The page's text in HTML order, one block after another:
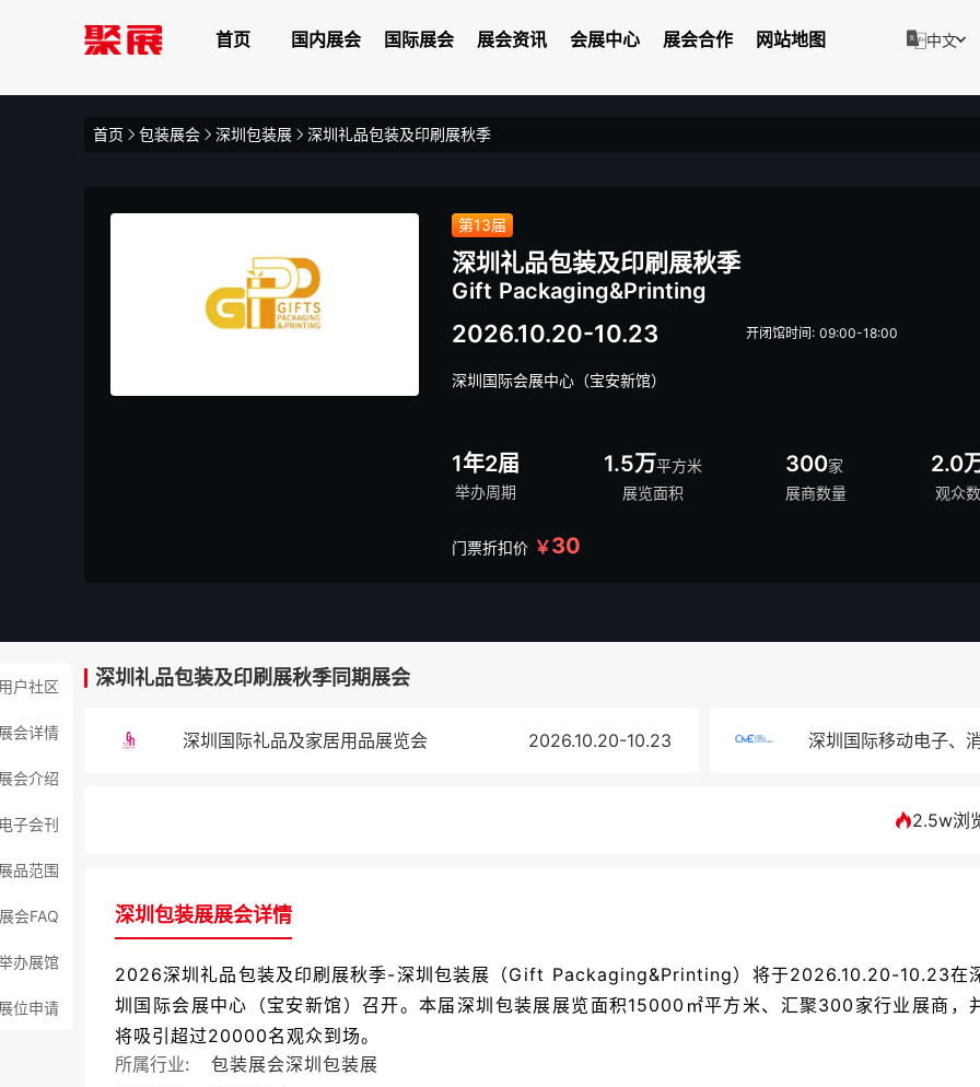
首页 国内展会 国际展会 展会资讯 会展中心 展会合作 网站地图 中文
首页 包装展会 深圳包装展 深圳礼品包装及印刷展秋季
第13届
深圳礼品包装及印刷展秋季
Gift Packaging&Printing
2026.10.20-10.23 开闭馆时间: 09:00-18:00
深圳国际会展中心（宝安新馆）
1年2届
举办周期
1.5万平方米
展览面积
300家
展商数量
2.0
观众
门票折扣价 ￥30
户社区
会详情
会介绍
子会刊
品范围
会FAQ
办展馆
位申请
深圳礼品包装及印刷展秋季同期展会
深圳国际礼品及家居用品展览会 2026.10.20-10.23 深圳国际移动电子、
2.5w浏
深圳包装展展会详情
2026深圳礼品包装及印刷展秋季-深圳包装展（Gift Packaging&Printing）将于2026.10.20-10.23在
圳国际会展中心（宝安新馆）召开。本届深圳包装展展览面积15000㎡平方米、汇聚300家行业展商，
将吸引超过20000名观众到场。
所属行业:
包装展会深圳包装展